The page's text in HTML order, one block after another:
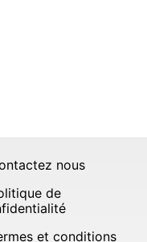
nous
de
et conditions